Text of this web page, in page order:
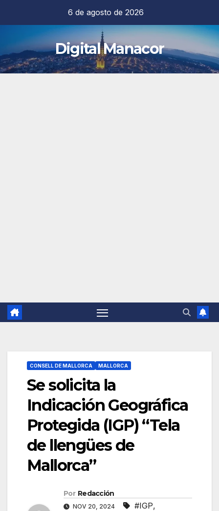
contenido
6 de agosto de 2026
Digital Manacor
CONSELL DE MALLORCA MALLORCA
Se solicita la
Indicación Geográfica
Protegida (IGP) “Tela
de llengües de
Mallorca”
Por Redacción
NOV 20, 2024 #IGP,